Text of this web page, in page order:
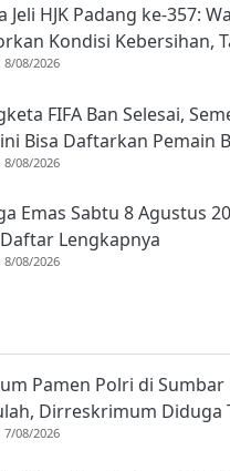
Jeli HJK Padang ke-357:
Kondisi Kebersihan,
Followers Medsos
8/08/2026
FIFA Ban Selesai,
Bisa Daftarkan Pemain
8/08/2026
Emas Sabtu 8 Agustus
Lengkapnya
8/08/2026
Pamen Polri di Sumbar
Dirreskrimum Diduga
dengan Seorang
7/08/2026